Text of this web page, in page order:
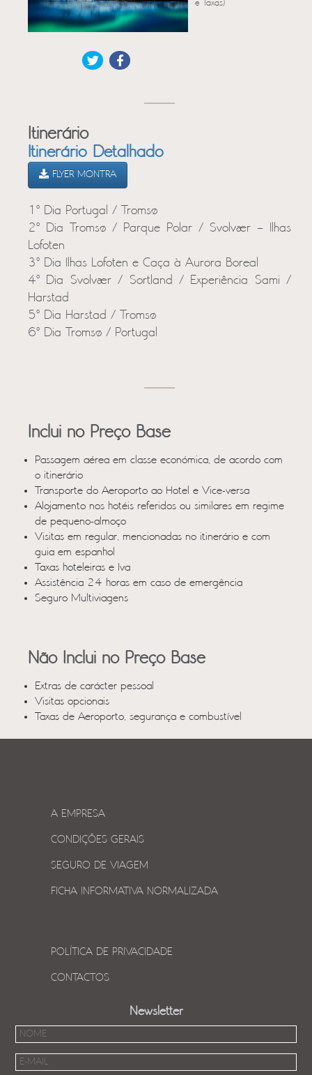
e Taxas)
Itinerário
Itinerário Detalhado
FLYER MONTRA
1º Dia Portugal / Tromsø
2º Dia Tromsø / Parque Polar / Svolvær – Ilhas
Lofoten
3º Dia Ilhas Lofoten e Caça à Aurora Boreal
4º Dia Svolvær / Sortland / Experiência Sami /
Harstad
5º Dia Harstad / Tromsø
6º Dia Tromsø / Portugal
Inclui no Preço Base
Passagem aérea em classe económica, de acordo com
o itinerário
Transporte do Aeroporto ao Hotel e Vice-versa
Alojamento nos hotéis referidos ou similares em regime
de pequeno-almoço
Visitas em regular, mencionadas no itinerário e com
guia em espanhol
Taxas hoteleiras e Iva
Assistência 24 horas em caso de emergência
Seguro Multiviagens
Não Inclui no Preço Base
Extras de carácter pessoal
Visitas opcionais
Taxas de Aeroporto, segurança e combustível
A EMPRESA
CONDIÇÕES GERAIS
SEGURO DE VIAGEM
FICHA INFORMATIVA NORMALIZADA
POLÍTICA DE PRIVACIDADE
CONTACTOS
Newsletter